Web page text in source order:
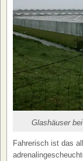
Glashäuser
Fahrerisch ist das